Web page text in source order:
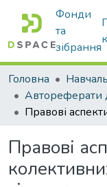
Фонди
та
зібрання
Головна
Правові